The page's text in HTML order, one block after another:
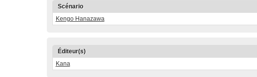
Scénario
Kengo Hanazawa
Éditeur(s)
Kana